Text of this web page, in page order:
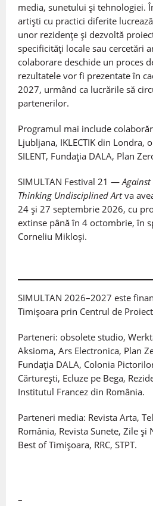
media, sunetului și tehnologiei.
artiști cu practici diferite
unor rezidențe și dezvoltă
specificități locale sau cercetări
colaborare deschide un proces
rezultatele vor fi prezentate în
2027, urmând ca lucrările să
partenerilor.
Programul mai include
Ljubljana, IKLECTIK din Londra,
SILENT, Fundația DALA, Plan
SIMULTAN Festival 21 —
Thinking Undisciplined Artva
24 și 27 septembrie 2026, cu
extinse până în 4 octombrie, în
Corneliu Mikloși.
SIMULTAN 2026–2027 este
Timișoara prin Centrul de
Parteneri: obsolete studio,
Aksioma, Ars Electronica, Plan
Fundația DALA, Colonia
Cărturești, Ecluze pe Bega,
Institutul Francez din România.
Parteneri media: Revista Arta,
România, Revista Sunete, Zile
Best of Timișoara, RRC, STPT.
–